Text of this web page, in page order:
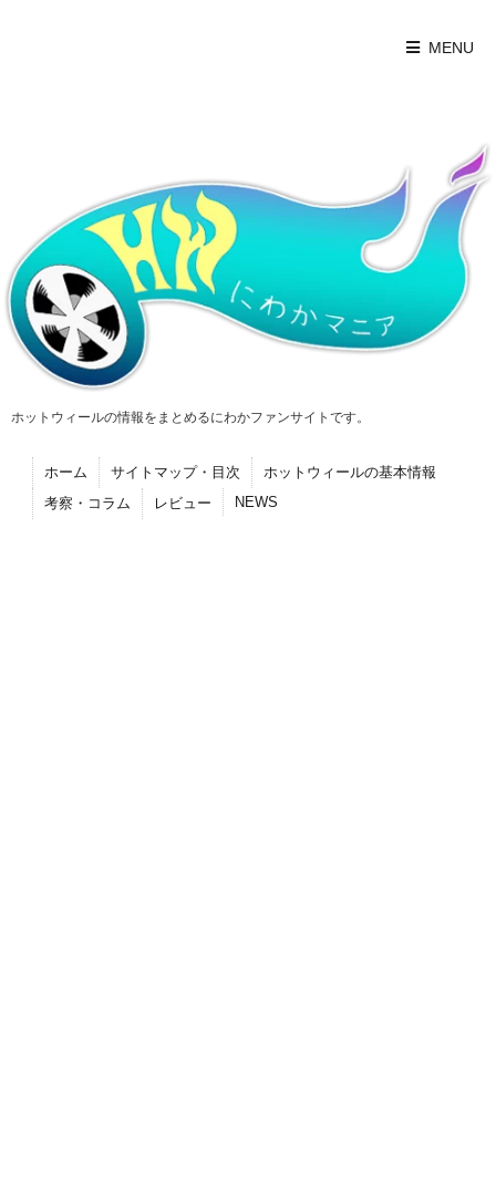
MENU
ホットウィールの情報をまとめるにわかファンサイトです。
ホーム サイトマップ・目次
ホットウィールの基本情報
考察・コラム
レビュー NEWS